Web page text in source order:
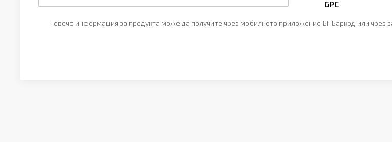
GPC
Повече информация за продукта може да получите чрез мобилното приложение БГ Баркод или чрез